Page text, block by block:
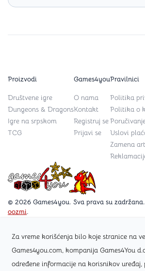
Za vreme korišćenja bilo koje stranice na
Games4you.com, kompanija Games4You
određene informacije na korisnikov
Games4you logo
© 2026 Games4you. Sva prava su
oozmi.
Posetite Facebook stranicu /
Zapratite Instagram profil
Proizvodi
Društvene igre
Dungeons & Dragons
Igre na srpskom
TCG
Games4you
O nama
Kontakt
Registruj se
Prijavi se
Pravilnici
Politika
Politika o
Uslovi
Zamena